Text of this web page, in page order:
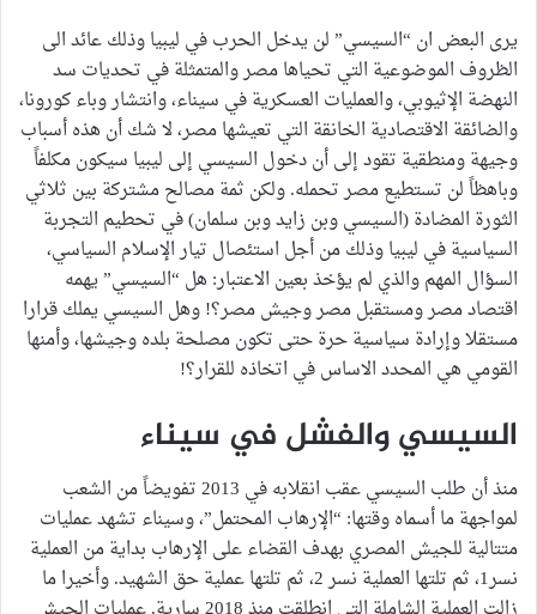
يرى البعض ان “السيسي” لن يدخل الحرب في ليبيا وذلك عائد الى
الظروف الموضوعية التي تحياها مصر والمتمثلة في تحديات سد
النهضة الإثيوبي، والعمليات العسكرية في سيناء، وانتشار وباء كورونا،
والضائقة الاقتصادية الخانقة التي تعيشها مصر، لا شك أن هذه أسباب
وجيهة ومنطقية تقود إلى أن دخول السيسي إلى ليبيا سيكون مكلفاً
وباهظاً لن تستطيع مصر تحمله. ولكن ثمة مصالح مشتركة بين ثلاثي
الثورة المضادة (السيسي وبن زايد وبن سلمان) في تحطيم التجربة
السياسية في ليبيا وذلك من أجل استئصال تيار الإسلام السياسي،
السؤال المهم والذي لم يؤخذ بعين الاعتبار: هل “السيسي” يهمه
اقتصاد مصر ومستقبل مصر وجيش مصر؟! وهل السيسي يملك قرارا
مستقلا وإرادة سياسية حرة حتى تكون مصلحة بلده وجيشها، وأمنها
القومي هي المحدد الاساس في اتخاذه للقرار؟!
السيسي والفشل في سيناء
منذ أن طلب السيسي عقب انقلابه في 2013 تفويضاً من الشعب
لمواجهة ما أسماه وقتها: “الإرهاب المحتمل”، وسيناء تشهد عمليات
متتالية للجيش المصري بهدف القضاء على الإرهاب بداية من العملية
نسر1، ثم تلتها العملية نسر 2، ثم تلتها عملية حق الشهيد. وأخيرا ما